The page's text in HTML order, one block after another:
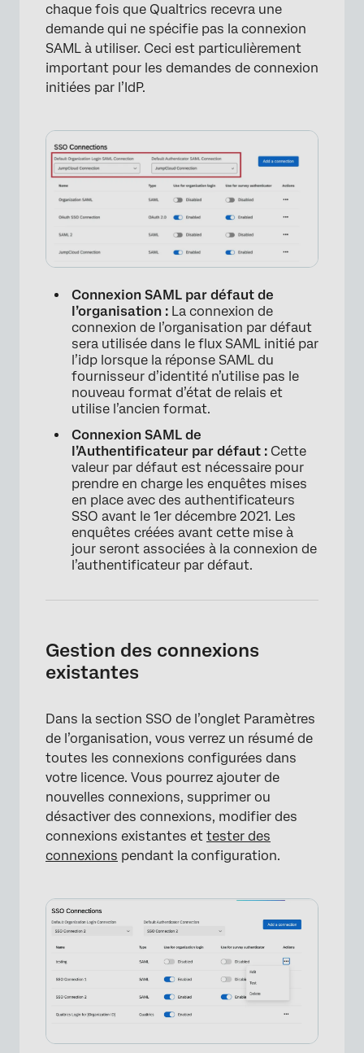
chaque fois que Qualtrics recevra une
demande qui ne spécifie pas la connexion
SAML à utiliser. Ceci est particulièrement
important pour les demandes de connexion
initiées par l’IdP.
Connexion SAML par défaut de
l’organisation : La connexion de
connexion de l’organisation par défaut
sera utilisée dans le flux SAML initié par
l’idp lorsque la réponse SAML du
fournisseur d’identité n’utilise pas le
nouveau format d’état de relais et
utilise l’ancien format.
Connexion SAML de
l’Authentificateur par défaut : Cette
valeur par défaut est nécessaire pour
prendre en charge les enquêtes mises
en place avec des authentificateurs
SSO avant le 1er décembre 2021. Les
enquêtes créées avant cette mise à
jour seront associées à la connexion de
l’authentificateur par défaut.
Gestion des connexions
existantes
Dans la section SSO de l’onglet Paramètres
de l’organisation, vous verrez un résumé de
toutes les connexions configurées dans
votre licence. Vous pourrez ajouter de
nouvelles connexions, supprimer ou
désactiver des connexions, modifier des
connexions existantes et tester des
connexions pendant la configuration.